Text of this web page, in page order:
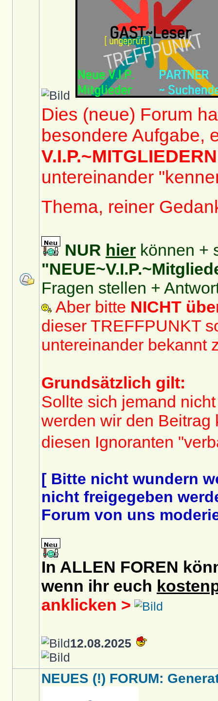
Dies (neue) Forum
besondere Aufgabe,
V.I.P.~MITGLIEDERN
untereinander
Thema, reiner
NUR hier können +
Fragen stellen +
Aber bitte NICHT
dieser TREFFPUNKT
untereinander bekannt
Grundsätzlich gilt:
Sollte sich jemand
werden wir den Beitrag
diesen Ignoranten
[ Bitte nicht wundern
nicht freigegeben
Forum von uns
In ALLEN FOREN
wenn ihr euch
anklicken >
12.08.2025
NEUES (!) FORUM: